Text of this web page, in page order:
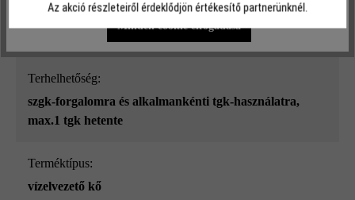
Szín:
Terhelhetőség:
szgk-forgalomra és alkalmankénti tgk-használatra,
max.1 tgk hetente
Terméktípus:
vízelvezető kő
Minden cookie elfogadása
Az akció részleteiről érdeklődjön értékesítő partnerünknél.